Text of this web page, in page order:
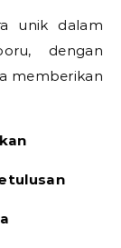
unik dalam
dengan
memberikan